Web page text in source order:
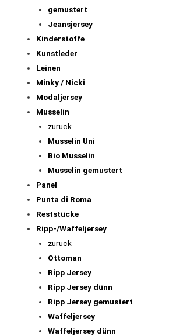
gemustert
Jeansjersey
Kinderstoffe
Kunstleder
Leinen
Minky / Nicki
Modaljersey
Musselin
zurück
Musselin Uni
Bio Musselin
Musselin gemustert
Panel
Punta di Roma
Reststücke
Ripp-/Waffeljersey
zurück
Ottoman
Ripp Jersey
Ripp Jersey dünn
Ripp Jersey gemustert
Waffeljersey
Waffeljersey dünn